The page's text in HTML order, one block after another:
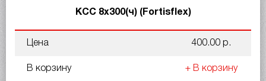
КСС 8x300(ч) (Fortisflex)
Цена 400.00 р.
В корзину + В корзину